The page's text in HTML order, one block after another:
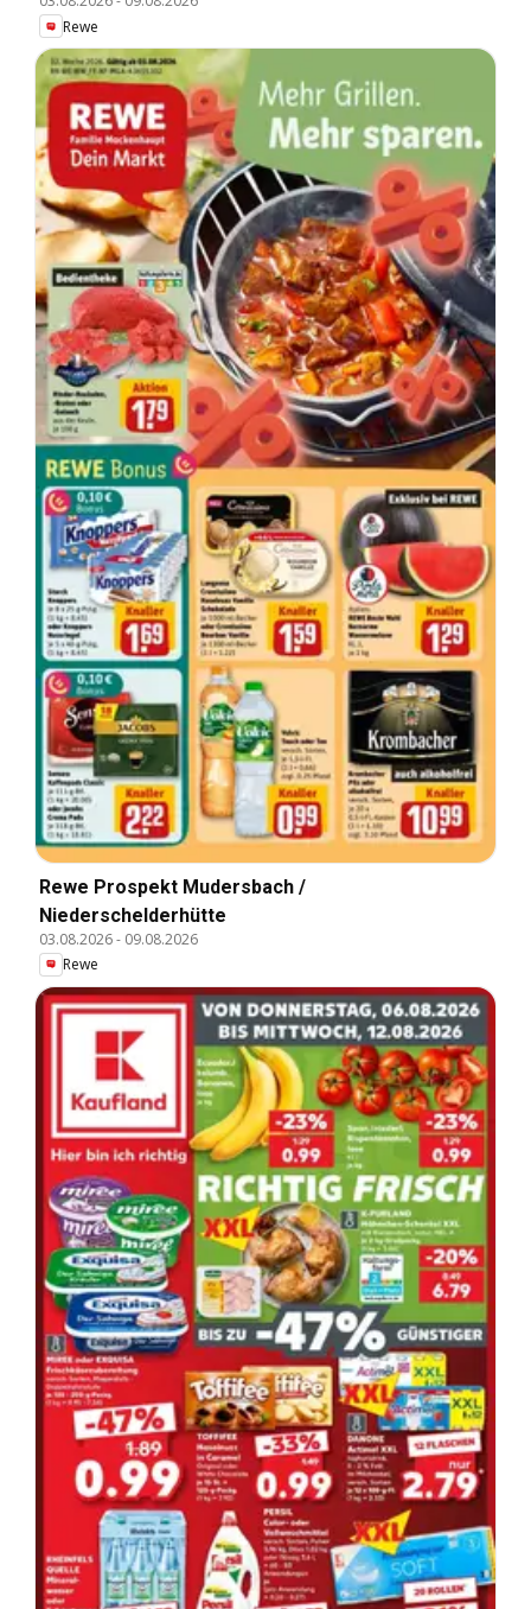
Rewe
Rewe Prospekt Mudersbach /
Niederschelderhütte
03.08.2026- 09.08.2026
Rewe